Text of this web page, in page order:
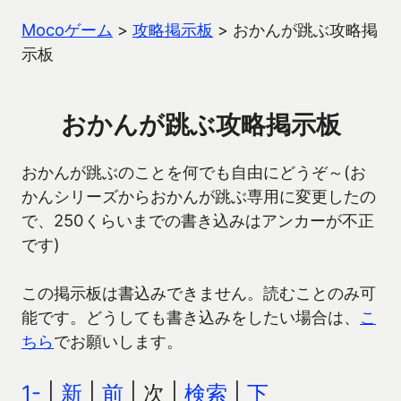
Mocoゲーム > 攻略掲示板 > おかんが跳ぶ攻略掲
示板
おかんが跳ぶ攻略掲示板
おかんが跳ぶのことを何でも自由にどうぞ～(お
かんシリーズからおかんが跳ぶ専用に変更したの
で、250くらいまでの書き込みはアンカーが不正
です)
この掲示板は書込みできません。読むことのみ可
能です。どうしても書き込みをしたい場合は、 こ
ちらでお願いします。
1- 新 前 | 次 | 検索 下